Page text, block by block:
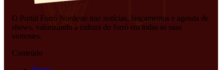
O Portal Forró Nordeste traz notícias, lançamentos e agenda de
shows, valorizando a cultura do forró em todas as suas
vertentes.
Conteúdo